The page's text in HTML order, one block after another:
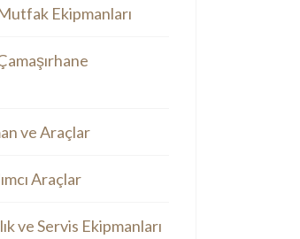
Ekipmanları
ve Araçlar
Araçlar
ve Servis Ekipmanları